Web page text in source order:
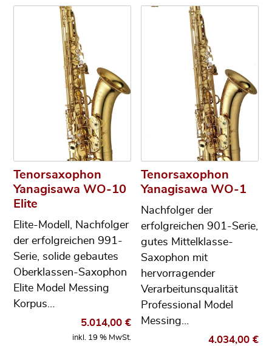
Tenorsaxophon
Yanagisawa WO-10
Elite
Elite-Modell, Nachfolger
der erfolgreichen 991-
Serie, solide gebautes
Oberklassen-Saxophon
Elite Model Messing
Korpus…
5.014,00 €
inkl. 19 % MwSt.
Tenorsaxophon
Yanagisawa WO-1
Nachfolger der
erfolgreichen 901-Serie,
gutes Mittelklasse-
Saxophon mit
hervorragender
Verarbeitunsqualität
Professional Model
Messing…
4.034,00 €